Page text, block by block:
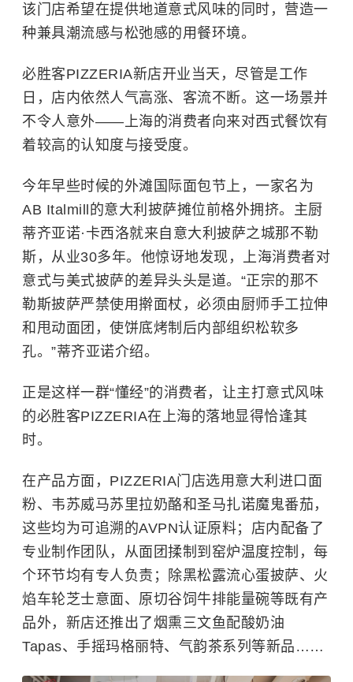
该门店希望在提供地道意式风味的同时，营造一
种兼具潮流感与松弛感的用餐环境。
必胜客PIZZERIA新店开业当天，尽管是工作
日，店内依然人气高涨、客流不断。 这一场景并
不令人意外——上海的消费者向来对西式餐饮有
着较高的认知度与接受度。
今年早些时候的外滩国际面包节上，一家名为
AB Italmill的意大利披萨摊位前格外拥挤。主厨
蒂齐亚诺·卡西洛就来自意大利披萨之城那不勒
斯，从业30多年。他惊讶地发现，上海消费者对
意式与美式披萨的差异头头是道。“正宗的那不
勒斯披萨严禁使用擀面杖，必须由厨师手工拉伸
和甩动面团，使饼底烤制后内部组织松软多
孔。”蒂齐亚诺介绍。
正是这样一群“懂经”的消费者，让主打意式风味
的必胜客PIZZERIA在上海的落地显得恰逢其
时。
在产品方面，PIZZERIA门店选用意大利进口面
粉、韦苏威马苏里拉奶酪和圣马扎诺魔鬼番茄，
这些均为可追溯的AVPN认证原料；店内配备了
专业制作团队，从面团揉制到窑炉温度控制，每
个环节均有专人负责；除黑松露流心蛋披萨、火
焰车轮芝士意面、原切谷饲牛排能量碗等既有产
品外，新店还推出了烟熏三文鱼配酸奶油
Tapas、手摇玛格丽特、气韵茶系列等新品……